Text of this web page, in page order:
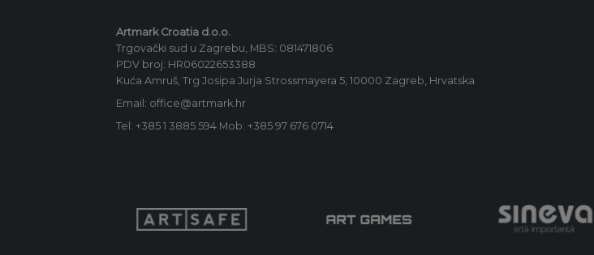
Artmark Croatia d.o.o.
Trgovački sud u Zagrebu, MBS: 081471806
PDV broj: HR06022653388
Kuća Amruš, Trg Josipa Jurja Strossmayera 5, 10000 Zagreb, Hrvatska
Email: office@artmark.hr
Tel: +385 1 3885 594 Mob: +385 97 676 0714